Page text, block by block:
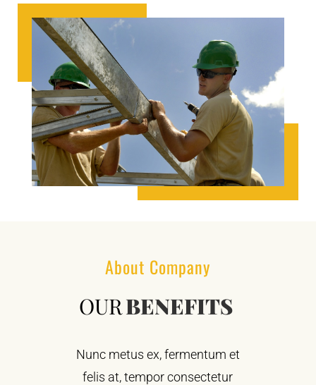
About Company
OURBENEFITS
Nunc metus ex, fermentum et
felis at, tempor consectetur